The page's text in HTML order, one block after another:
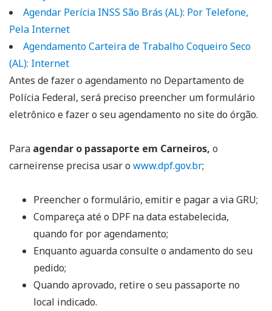
Agendar Perícia INSS São Brás (AL): Por Telefone,
Pela Internet
Agendamento Carteira de Trabalho Coqueiro Seco
(AL): Internet
Antes de fazer o agendamento no Departamento de
Polícia Federal, será preciso preencher um formulário
eletrônico e fazer o seu agendamento no site do órgão.
Para agendar o passaporte em Carneiros, o
carneirense precisa usar o www.dpf.gov.br;
Preencher o formulário, emitir e pagar a via GRU;
Compareça até o DPF na data estabelecida,
quando for por agendamento;
Enquanto aguarda consulte o andamento do seu
pedido;
Quando aprovado, retire o seu passaporte no
local indicado.